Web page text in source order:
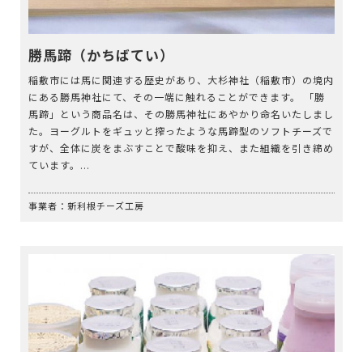
勝馬蹄（かちばてい）
稲敷市には馬に関連する歴史があり、大杉神社（稲敷市）の境内
にある勝馬神社にて、その一端に触れることができます。 「勝
馬蹄」という商品名は、その勝馬神社にあやかり命名いたしまし
た。ヨーグルトをギュッと搾ったような馬蹄型のソフトチーズで
すが、全体に炭をまぶすことで酸味を抑え、また組織を引き締め
ています。...
事業者：新利根チーズ工房